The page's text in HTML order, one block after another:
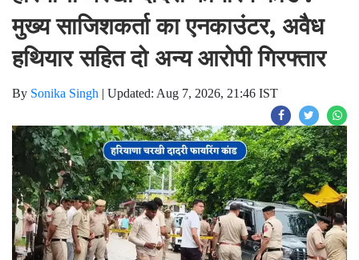
मुख्य साजिशकर्ता का एनकाउंटर, अवैध
हथियार सहित दो अन्य आरोपी गिरफ्तार
By Sonika Singh | Updated: Aug 7, 2026, 21:46 IST